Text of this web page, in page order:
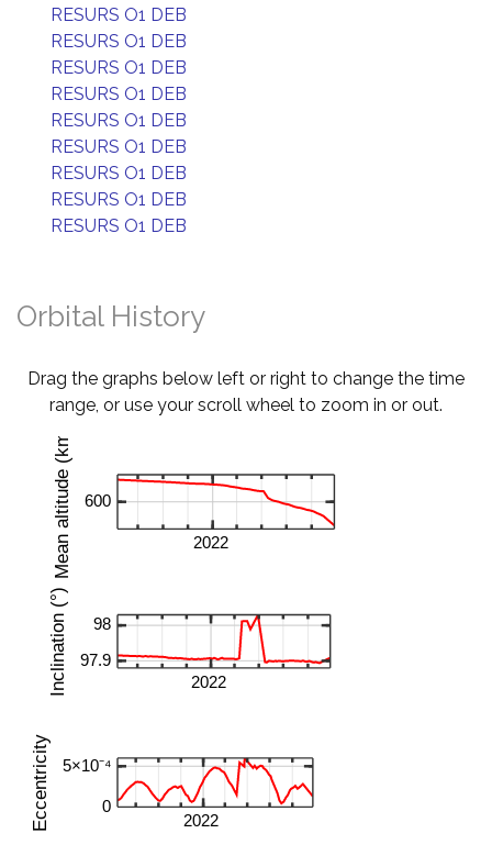
RESURS O1 DEB
RESURS O1 DEB
RESURS O1 DEB
RESURS O1 DEB
RESURS O1 DEB
RESURS O1 DEB
RESURS O1 DEB
RESURS O1 DEB
RESURS O1 DEB
Orbital History
Drag the graphs below left or right to change the time
range, or use your scroll wheel to zoom in or out.